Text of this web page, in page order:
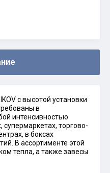
с высотой установки
в
интенсивностью
торгово-
в боксах
В ассортименте этой
тепла, а также завесы